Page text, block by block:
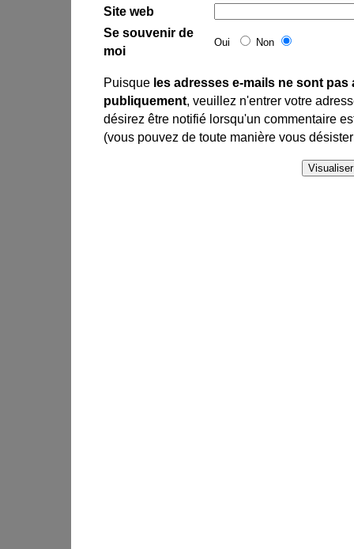
Site web
Se souvenir de
moi
Oui Non
Puisque les adresses e-mails ne sont pas
publiquement, veuillez n'entrer votre
désirez être notifié lorsqu'un commentaire
(vous pouvez de toute manière vous